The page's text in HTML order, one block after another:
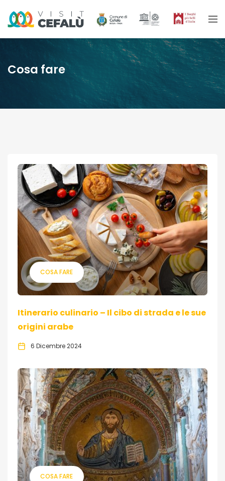
Cosa fare
COSA FARE
Itinerario culinario – Il cibo di strada e le sue
origini arabe
6 Dicembre 2024
COSA FARE